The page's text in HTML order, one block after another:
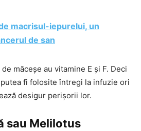
macrisul-iepurelui, un
de san
măceșe au vitamine E și F. Deci
fi folosite întregi la infuzie ori
desigur perișorii lor.
sau Melilotus